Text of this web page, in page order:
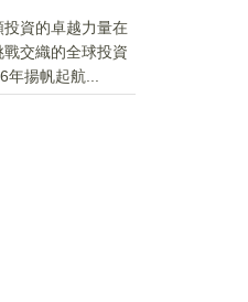
資的卓越力量在
交織的全球投資
揚帆起航...